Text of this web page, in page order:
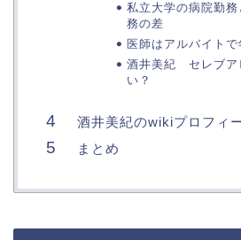
私立大学の病院勤
務の差
医師はアルバイト
酒井美紀 セレブア
い？
酒井美紀のwikiプロフィ
まとめ